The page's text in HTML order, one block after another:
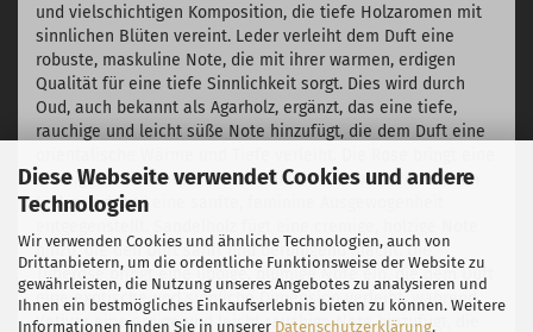
Diese Webseite verwendet Cookies und andere
Technologien
Wir verwenden Cookies und ähnliche Technologien, auch von
Drittanbietern, um die ordentliche Funktionsweise der Website zu
gewährleisten, die Nutzung unseres Angebotes zu analysieren und
Ihnen ein bestmögliches Einkaufserlebnis bieten zu können. Weitere
Informationen finden Sie in unserer Datenschutzerklärung.
und vielschichtigen Komposition, die tiefe Holzaromen mit
sinnlichen Blüten vereint. Leder verleiht dem Duft eine
robuste, maskuline Note, die mit ihrer warmen, erdigen
Qualität für eine tiefe Sinnlichkeit sorgt. Dies wird durch
Oud, auch bekannt als Agarholz, ergänzt, das eine tiefe,
rauchige und leicht süße Note hinzufügt, die dem Duft eine
blumige und leicht süße Note, die den herben Aromen von
Leder und Oud eine sanfte, feminine Ausgewogenheit
hinzu, die den Duft sanft und beruhigend macht. Die
Tuberose bringt eine üppige, blumige Note ein, die dem Duft
eine exotische und sinnliche Dimension verleiht, während
Vetiver eine erdige und leicht rauchige Note hinzufügt, die